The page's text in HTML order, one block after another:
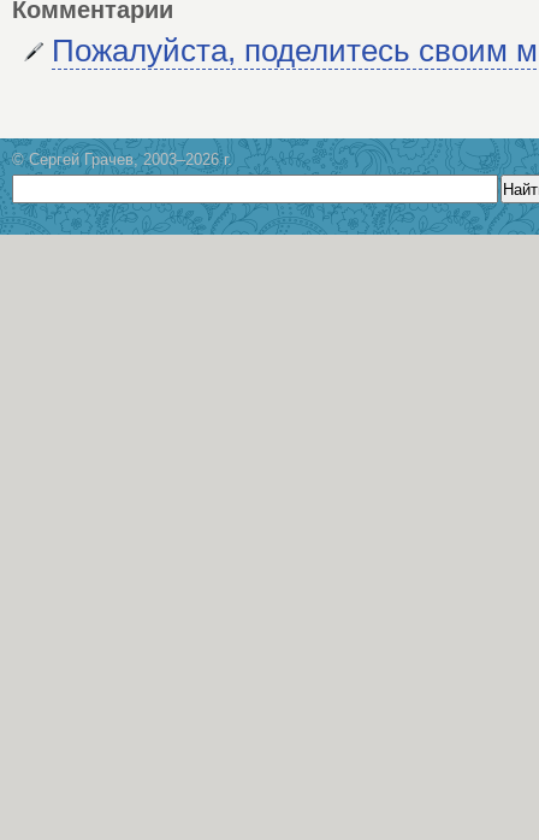
Комментарии
Пожалуйста, поделитесь своим
© Сергей Грачев, 2003–2026 г.